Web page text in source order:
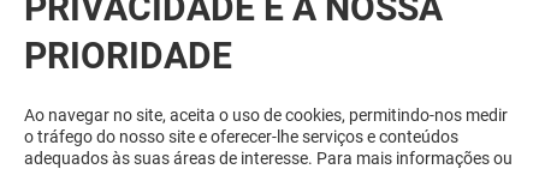
PRIORIDADE
Ao navegar no site, aceita o uso de cookies, permitindo-nos medir
o tráfego do nosso site e oferecer-lhe serviços e conteúdos
adequados às suas áreas de interesse. Para mais informações ou